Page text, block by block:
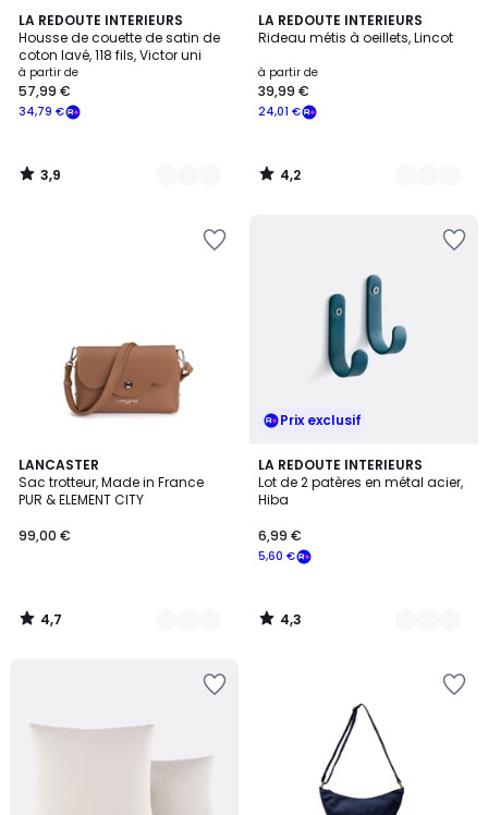
LA REDOUTE INTERIEURS
Housse de couette de satin de
coton lavé, 118 fils, Victor uni
à partir de
34,79 €
57,99 €
3,9
/ 5
11
Couleurs
3,9
/
LA REDOUTE INTERIEURS
Rideau métis à oeillets, Lincot
à partir de
24,01 €
39,99 €
4,2
/ 5
6
Couleurs
4,2
/
LANCASTER
Sac trotteur, Made in France
PUR & ELEMENT CITY
99,00 €
4,7
/ 5
5
Couleurs
4,7
/
Prix exclusif
LA REDOUTE INTERIEURS
Lot de 2 patères en métal acier,
Hiba
5,60 €
6,99 €
4,3
/ 5
9
Couleurs
4,3
/